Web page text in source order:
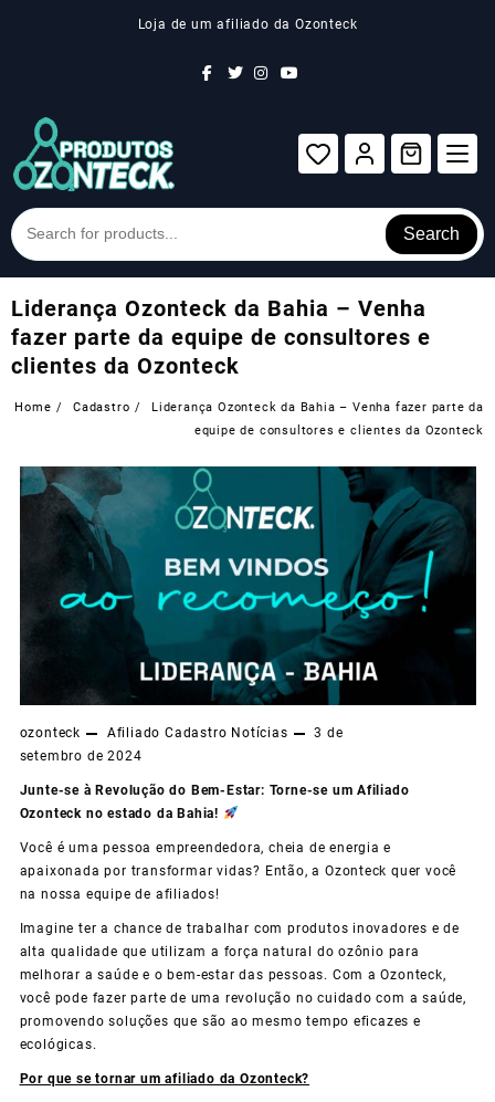
Loja de um afiliado da Ozonteck
Search
Liderança Ozonteck da Bahia – Venha
fazer parte da equipe de consultores e
clientes da Ozonteck
Home Cadastro
Liderança Ozonteck da Bahia – Venha fazer parte da
equipe de consultores e clientes da Ozonteck
ozonteck Afiliado Cadastro Notícias
3 de
setembro de 2024
Junte-se à Revolução do Bem-Estar: Torne-se um Afiliado
Ozonteck no estado da Bahia!
Você é uma pessoa empreendedora, cheia de energia e
apaixonada por transformar vidas? Então, a Ozonteck quer você
na nossa equipe de afiliados!
Imagine ter a chance de trabalhar com produtos inovadores e de
alta qualidade que utilizam a força natural do ozônio para
melhorar a saúde e o bem-estar das pessoas. Com a Ozonteck,
você pode fazer parte de uma revolução no cuidado com a saúde,
promovendo soluções que são ao mesmo tempo eficazes e
ecológicas.
Por que se tornar um afiliado da Ozonteck?